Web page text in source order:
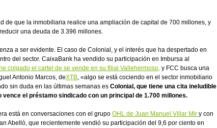
de que la inmobiliaria realice una ampliación de capital de 700 millones, y
una deuda de 3.396 millones.
a ser evidente. El caso de Colonial, y el interés que ha despertado en
del sector. CaixaBank ha vendido su participación en Imbursa al
colgado el cartel de se vende en su filial Vallehermoso, y FCC busca una
Antonio Marcos, deXTB, «algo se está cociendo en el sector inmobiliario
sin duda en las últimas semanas es Colonial, que tiene una cita ineludible
el préstamo sindicado con un principal de 1.700 millones.
está en conversaciones con el grupo OHL de Juan Manuel Villar Mir y con
Abelló, que recientemente vendió su participación del 9,6 por ciento en